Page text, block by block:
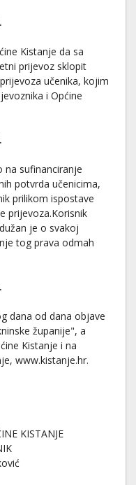
Kistanje da sa
prijevoz sklopit
učenika, kojim
i Općine
na sufinanciranje
potvrda učenicima,
prilikom ispostave
prijevoza.Korisnik
je o svakoj
tog prava odmah
dana od dana objave
županije", a
Kistanje i na
www.kistanje.hr.
KISTANJE